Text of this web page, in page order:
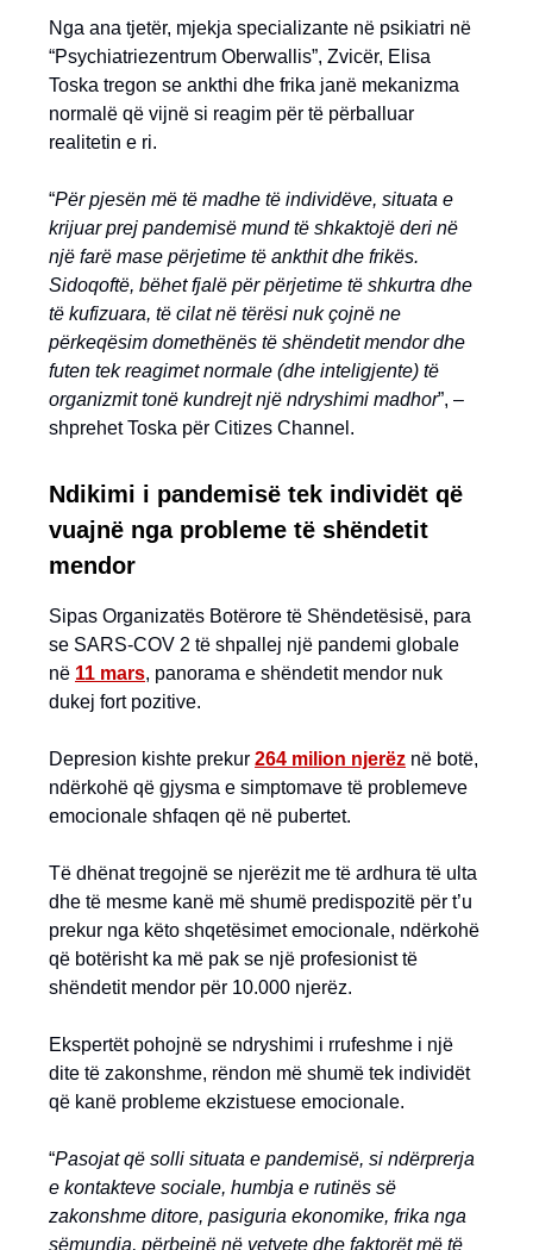
Nga ana tjetër, mjekja specializante në psikiatri në
“Psychiatriezentrum Oberwallis”, Zvicër, Elisa
Toska tregon se ankthi dhe frika janë mekanizma
normalë që vijnë si reagim për të përballuar
realitetin e ri.
“Për pjesën më të madhe të individëve, situata e
krijuar prej pandemisë mund të shkaktojë deri në
një farë mase përjetime të ankthit dhe frikës.
Sidoqoftë, bëhet fjalë për përjetime të shkurtra dhe
të kufizuara, të cilat në tërësi nuk çojnë ne
përkeqësim domethënës të shëndetit mendor dhe
futen tek reagimet normale (dhe inteligjente) të
organizmit tonë kundrejt një ndryshimi madhor”, –
shprehet Toska për Citizes Channel.
Ndikimi i pandemisë tek individët që
vuajnë nga probleme të shëndetit
mendor
Sipas Organizatës Botërore të Shëndetësisë, para
se SARS-COV 2 të shpallej një pandemi globale
në 11 mars, panorama e shëndetit mendor nuk
dukej fort pozitive.
Depresion kishte prekur 264 milion njerëz në botë,
ndërkohë që gjysma e simptomave të problemeve
emocionale shfaqen që në pubertet.
Të dhënat tregojnë se njerëzit me të ardhura të ulta
dhe të mesme kanë më shumë predispozitë për t’u
prekur nga këto shqetësimet emocionale, ndërkohë
që botërisht ka më pak se një profesionist të
shëndetit mendor për 10.000 njerëz.
Ekspertët pohojnë se ndryshimi i rrufeshme i një
dite të zakonshme, rëndon më shumë tek individët
që kanë probleme ekzistuese emocionale.
“Pasojat që solli situata e pandemisë, si ndërprerja
e kontakteve sociale, humbja e rutinës së
zakonshme ditore, pasiguria ekonomike, frika nga
sëmundja, përbejnë në vetvete dhe faktorët më të